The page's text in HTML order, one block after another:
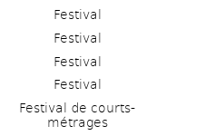
Festival
Festival
Festival
Festival
Festival de courts-
métrages